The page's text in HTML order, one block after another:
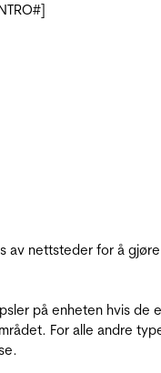
av nettsteder for å gjøre
på enheten hvis de
For alle andre